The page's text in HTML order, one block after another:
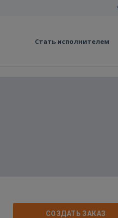
Стать исполнителем
СОЗДАТЬ ЗАКАЗ